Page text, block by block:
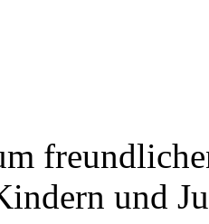
und